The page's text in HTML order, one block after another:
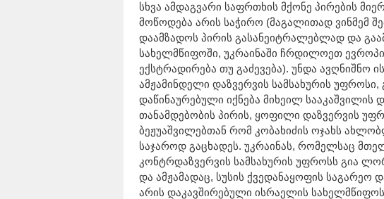
სხვა ამდაგვარი საფრთხის მქონე პირების
მოწოდება არის საჭირო (მაგალითად ვინმემ
დაამზადოს პირის გასანეიტრალებლად და
სახელმწიფოში, უკრაინაში ჩრდილოეთ
ექსტრადირება თუ გაძევება). უნდა ავღნიშნო
ამჟამინდელი დაზვერვის სამსახურის
დაწინაურებული იქნება მიხეილ
თანამდებობის პირის, ყოფილი დაზვერვის
ბეჟუაშვილებთან რომ კობახიძის ოჯახს
საჯაროდ გაცხადეს. უკრაინას, რომელსაც
კონტრდაზვერვის სამსახურის უფროსს გია
და ამჟამადაც, სუსის ქვედანაყოფის
არის დაკავშირებული ისრაელის